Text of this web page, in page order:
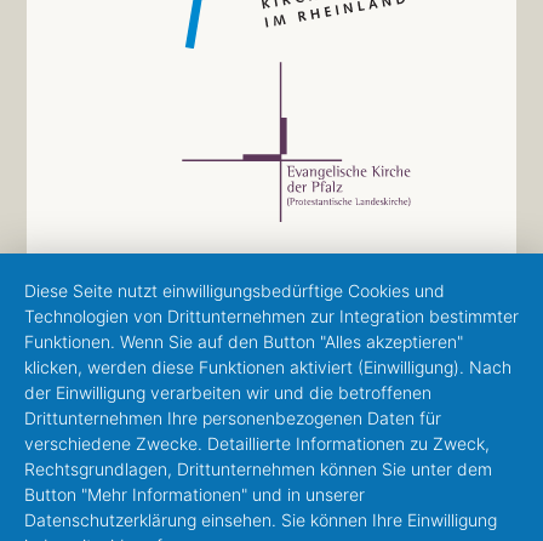
Diese Seite nutzt einwilligungsbedürftige Cookies und
Technologien von Drittunternehmen zur Integration bestimmter
Funktionen. Wenn Sie auf den Button "Alles akzeptieren"
klicken, werden diese Funktionen aktiviert (Einwilligung). Nach
der Einwilligung verarbeiten wir und die betroffenen
Drittunternehmen Ihre personenbezogenen Daten für
verschiedene Zwecke. Detaillierte Informationen zu Zweck,
Rechtsgrundlagen, Drittunternehmen können Sie unter dem
Button "Mehr Informationen" und in unserer
Datenschutzerklärung einsehen. Sie können Ihre Einwilligung